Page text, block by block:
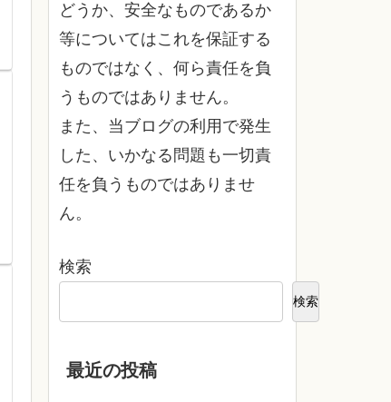
どうか、安全なものであるか
等についてはこれを保証する
ものではなく、何ら責任を負
うものではありません。
また、当ブログの利用で発生
した、いかなる問題も一切責
任を負うものではありませ
ん。
検索
検索
最近の投稿